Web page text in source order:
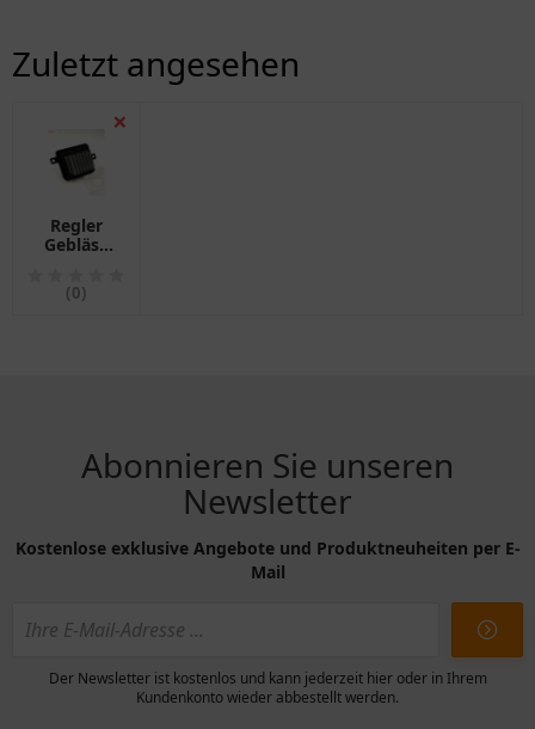
Zuletzt angesehen
❌
Regler
Gebläse
-
Ersatzteil
(0)
Abonnieren Sie unseren
Newsletter
Kostenlose exklusive Angebote und Produktneuheiten per E-
Mail
Der Newsletter ist kostenlos und kann jederzeit hier oder in Ihrem
Kundenkonto wieder abbestellt werden.